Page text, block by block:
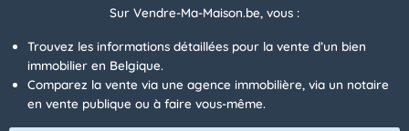
Sur Vendre-Ma-Maison.be, vous :
Trouvez les informations détaillées pour la vente d’un bien
immobilier en Belgique.
Comparez la vente via une agence immobilière, via un notaire
en vente publique ou à faire vous-même.